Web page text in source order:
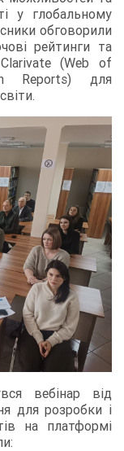
у глобальному
обговорили
рейтинги та
Clarivate (Web of
Reports) для
вебінар від
для розробки і
на платформі